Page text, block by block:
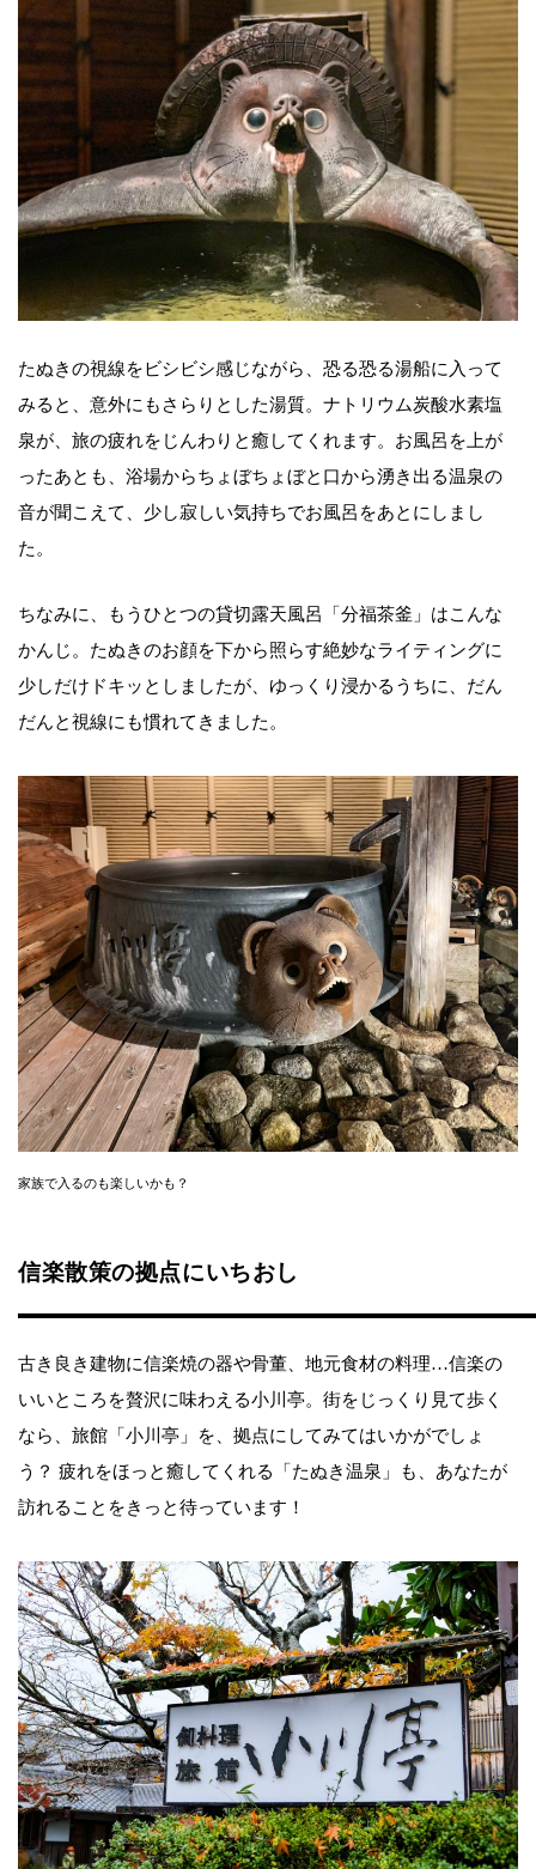
たぬきの視線をビシビシ感じながら、恐る恐る湯船に入って
みると、意外にもさらりとした湯質。ナトリウム炭酸水素塩
泉が、旅の疲れをじんわりと癒してくれます。お風呂を上が
ったあとも、浴場からちょぼちょぼと口から湧き出る温泉の
音が聞こえて、少し寂しい気持ちでお風呂をあとにしまし
た。
ちなみに、もうひとつの貸切露天風呂「分福茶釜」はこんな
かんじ。たぬきのお顔を下から照らす絶妙なライティングに
少しだけドキッとしましたが、ゆっくり浸かるうちに、だん
だんと視線にも慣れてきました。
家族で入るのも楽しいかも？
信楽散策の拠点にいちおし
古き良き建物に信楽焼の器や骨董、地元食材の料理…信楽の
いいところを贅沢に味わえる小川亭。街をじっくり見て歩く
なら、旅館「小川亭」を、拠点にしてみてはいかがでしょ
う？ 疲れをほっと癒してくれる「たぬき温泉」も、あなたが
訪れることをきっと待っています！